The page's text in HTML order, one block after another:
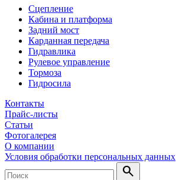
Сцепление
Кабина и платформа
Задний мост
Карданная передача
Гидравлика
Рулевое управление
Тормоза
Гидросила
Контакты
Прайс-листы
Статьи
Фотогалерея
О компании
Условия обработки персональных данных
search